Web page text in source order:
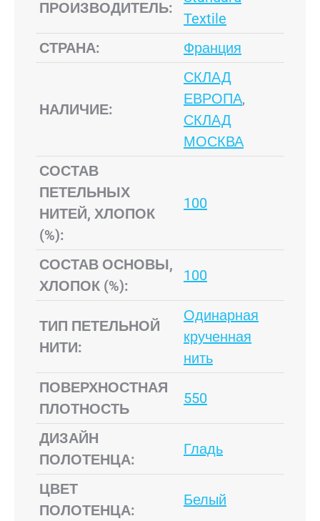
ПРОИЗВОДИТЕЛЬ:
Textile
СТРАНА:
Франция
НАЛИЧИЕ:
СКЛАД
ЕВРОПА,
СКЛАД
МОСКВА
СОСТАВ
ПЕТЕЛЬНЫХ
НИТЕЙ, ХЛОПОК
(%):
100
СОСТАВ ОСНОВЫ,
ХЛОПОК (%):
100
ТИП ПЕТЕЛЬНОЙ
НИТИ:
Одинарная
крученная
нить
ПОВЕРХНОСТНАЯ
ПЛОТНОСТЬ
550
ДИЗАЙН
ПОЛОТЕНЦА:
Гладь
ЦВЕТ
ПОЛОТЕНЦА:
Белый